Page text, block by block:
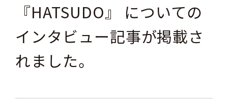
『HATSUDO』 についての
インタビュー記事が掲載さ
れました。